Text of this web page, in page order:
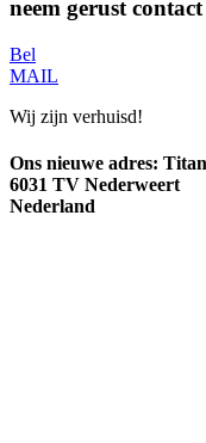
neem gerust
Bel
MAIL
Wij zijn verhuisd!
Ons nieuwe adres:
6031 TV Nederweert
Nederland